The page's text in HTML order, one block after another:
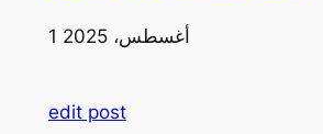
1 أغسطس، 2025
edit post